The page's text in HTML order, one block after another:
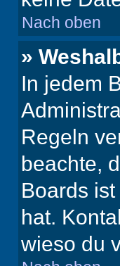
Nach oben
»
In jedem
Regeln
beachte,
Boards
hat.
wieso du